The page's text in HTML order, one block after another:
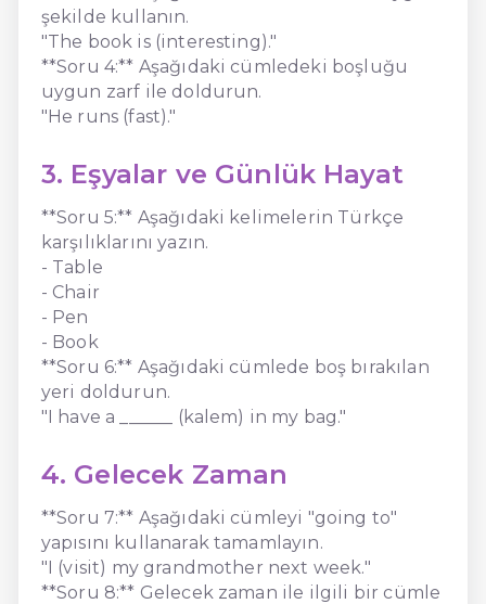
şekilde kullanın.
"The book is (interesting)."
**Soru 4:** Aşağıdaki cümledeki boşluğu
uygun zarf ile doldurun.
"He runs (fast)."
3. Eşyalar ve Günlük Hayat
**Soru 5:** Aşağıdaki kelimelerin Türkçe
karşılıklarını yazın.
- Table
- Chair
- Pen
- Book
**Soru 6:** Aşağıdaki cümlede boş bırakılan
yeri doldurun.
"I have a ______ (kalem) in my bag."
4. Gelecek Zaman
**Soru 7:** Aşağıdaki cümleyi "going to"
yapısını kullanarak tamamlayın.
"I (visit) my grandmother next week."
**Soru 8:** Gelecek zaman ile ilgili bir cümle